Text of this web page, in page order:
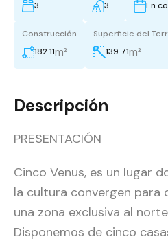
3
3
En
Construcción
182.11m²
Superficie del
139.71m²
Descripción
PRESENTACIÓN
Cinco Venus, es un lugar
la cultura convergen para
una zona exclusiva al
Disponemos de cinco